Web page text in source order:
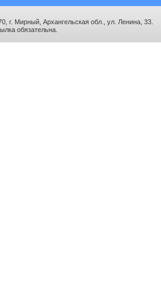
г. Мирный, Архангельская обл., ул. Ленина, 33.
обязательна.